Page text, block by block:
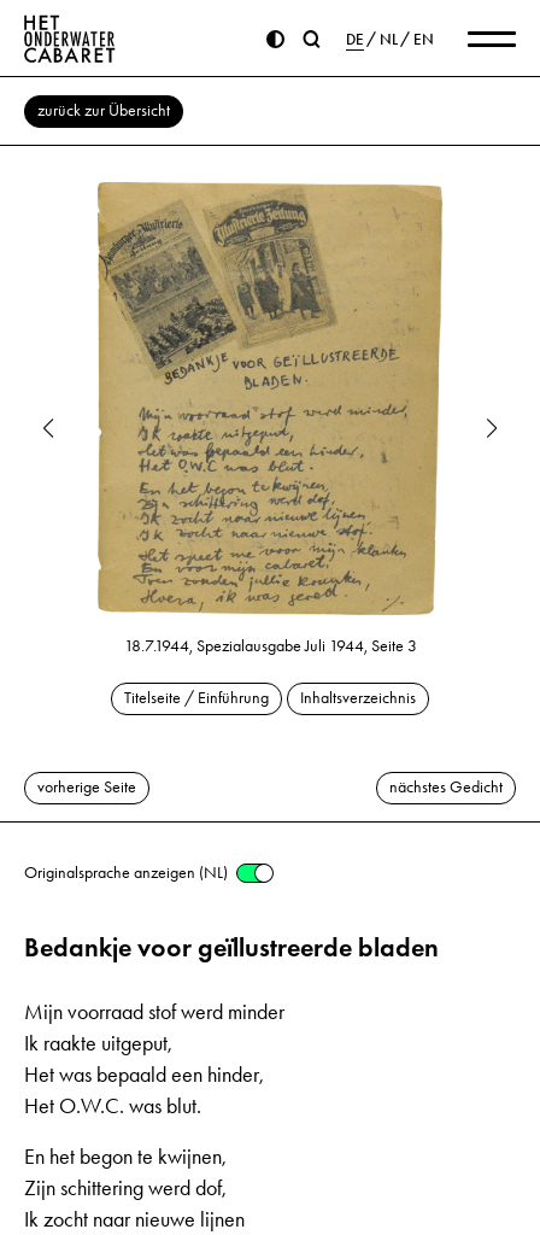
DE NL EN
zurück zur Übersicht
18.7.1944, Spezialausgabe Juli 1944, Seite 3
Titelseite / Einführung Inhaltsverzeichnis
vorherige Seite nächstes Gedicht
Originalsprache anzeigen (NL)
Bedankje voor geïllustreerde bladen
Mijn voorraad stof werd minder
Ik raakte uitgeput,
Het was bepaald een hinder,
Het O.W.C. was blut.
En het begon te kwijnen,
Zijn schittering werd dof,
Ik zocht naar nieuwe lijnen